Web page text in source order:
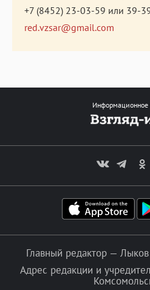
+7 (8452) 23-03-59 или 39-
red.vzsar@gmail.com
Информационное
Главный редактор —
Адрес редакции и